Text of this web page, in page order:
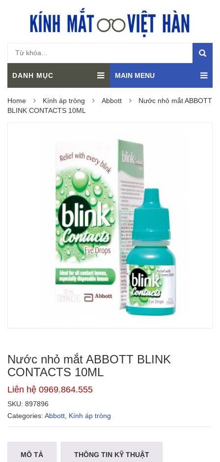
DANH MỤC MAIN MENU
Home Kính áp tròng Abbott
Nước nhỏ mắt ABBOTT
BLINK CONTACTS 10ML
Nước nhỏ mắt ABBOTT BLINK
CONTACTS 10ML
Liên hệ 0969.864.555
SKU: 897896
Categories: Abbott Kính áp tròng
MÔ TẢ THÔNG TIN KỸ THUẬT